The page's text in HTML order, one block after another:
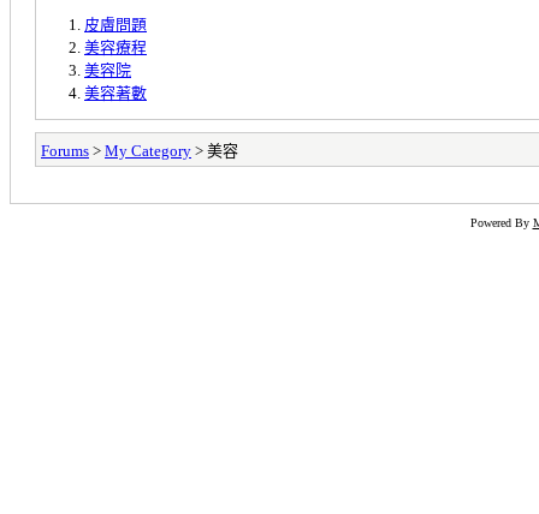
皮膚問題
美容療程
美容院
美容著數
Forums > My Category > 美容
Powered By